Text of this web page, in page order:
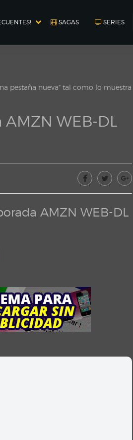
SAGAS SERIES
pestaña nueva" tal como lo muestra
AMZN WEB-DL
AMZN WEB-DL